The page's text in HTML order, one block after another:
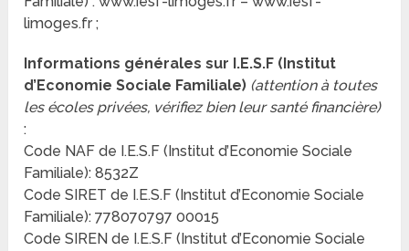
limoges.fr ;
Informations générales sur I.E.S.F (Institut
d’Economie Sociale Familiale) (attention à toutes
les écoles privées, vérifiez bien leur santé financière)
:
Code NAF de I.E.S.F (Institut d’Economie Sociale
Familiale): 8532Z
Code SIRET de I.E.S.F (Institut d’Economie Sociale
Familiale): 778070797 00015
Code SIREN de I.E.S.F (Institut d’Economie Sociale